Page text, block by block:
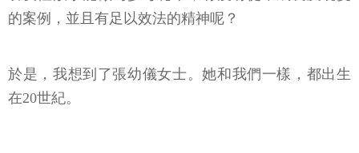
的案例，並且有足以效法的精神呢？
於是，我想到了張幼儀女士。她和我們一樣，都出生
在20世紀。